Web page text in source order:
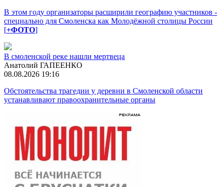
В этом году организаторы расширили географию участников -
специально для Смоленска как Молодёжной столицы России
[+ФОТО]
В смоленской реке нашли мертвеца
Анатолий ГАПЕЕНКО
08.08.2026 19:16
Обстоятельства трагедии у деревни в Смоленской области
устанавливают правоохранительные органы